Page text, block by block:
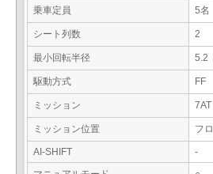
乗車定員 5名
シート列数 2
最小回転半径 5.2
駆動方式 FF
ミッション 7AT
ミッション位置 フ
AI-SHIFT
-